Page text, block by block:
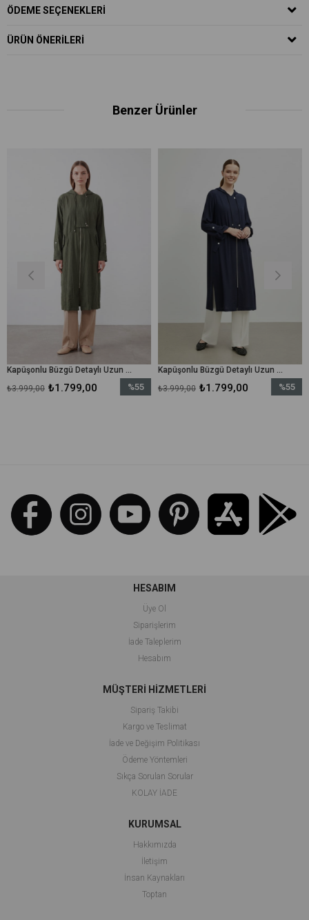
ÖDEME SEÇENEKLERI
ÜRÜN ÖNERILERI
Benzer Ürünler
Kapüşonlu Büzgü Detaylı Uzun kap-15254 - Haki
₺1.799,00
%55
Kapüşonlu Büzgü Detaylı Uzun kap-15254 - Lacivert
₺1.799,00
₺3.999,00
%55
₺3.999,00
HESABIM
Üye Ol
Siparişlerim
İade Taleplerim
Hesabım
MÜŞTERİ HİZMETLERİ
Sipariş Takibi
Kargo ve Teslimat
İade ve Değişim Politikası
Ödeme Yöntemleri
Sıkça Sorulan Sorular
KOLAY İADE
KURUMSAL
Hakkımızda
İletişim
İnsan Kaynakları
Toptan